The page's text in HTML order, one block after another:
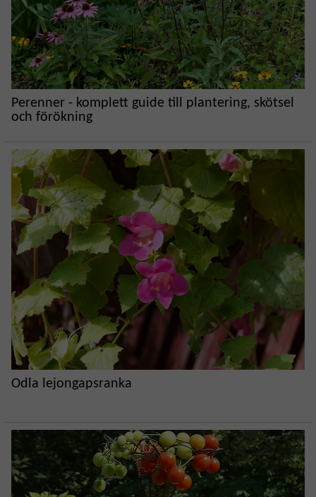
Perenner - komplett guide till plantering, skötsel
och förökning
Odla lejongapsranka